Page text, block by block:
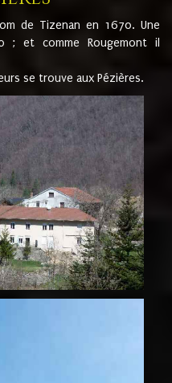
de Tizenan en 1670. Une
; et comme Rougemont il
se trouve aux Pézières.